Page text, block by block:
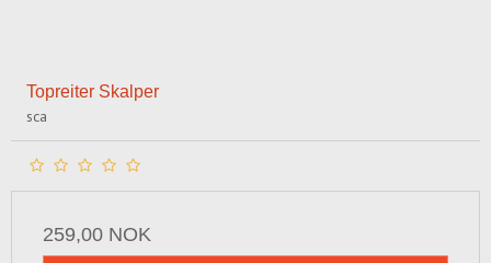
Topreiter Skalper
sca
259,00 NOK